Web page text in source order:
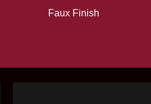
Faux Finish